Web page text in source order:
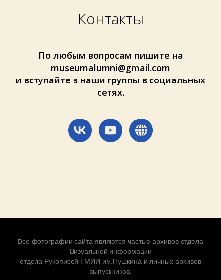
Контакты
По любым вопросам пишите на
museumalumni@gmail.com
и вступайте в наши группы в социальных
сетях.
Все фотографии сайта являются частью архивов отдела
Визуальной информации
отдела Рукописей ГМИИ им.Пушкина и личных архивов
выпускников.